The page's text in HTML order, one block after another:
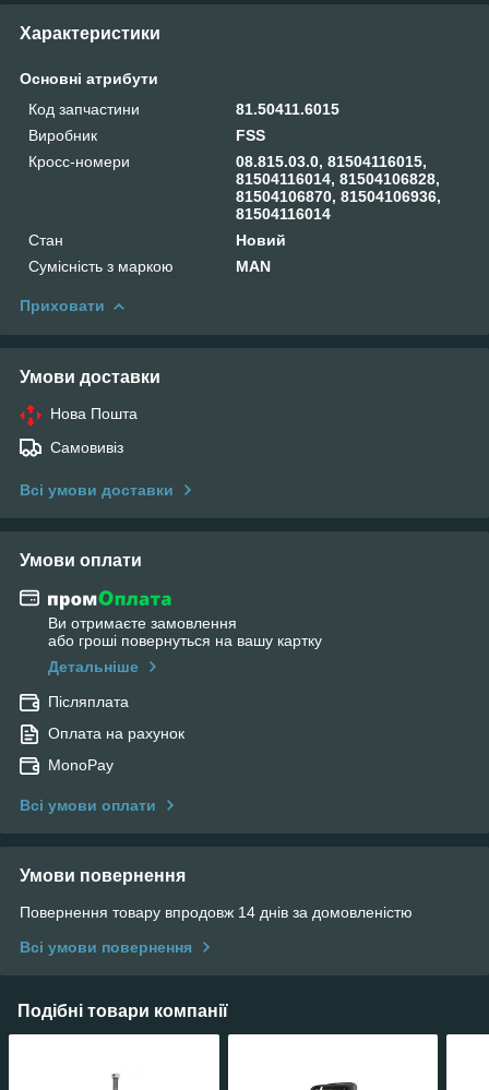
Характеристики
Основні атрибути
Код запчастини
81.50411.6015
Виробник
FSS
Кросс-номери
08.815.03.0, 81504116015,
81504116014, 81504106828,
81504106870, 81504106936,
81504116014
Стан
Новий
Сумісність з маркою
MAN
Приховати
Умови доставки
Нова Пошта
Самовивіз
Всі умови доставки
Умови оплати
Ви отримаєте замовлення
або гроші повернуться на вашу картку
Детальніше
Післяплата
Оплата на рахунок
MonoPay
Всі умови оплати
Умови повернення
Повернення товару впродовж 14 днів за домовленістю
Всі умови повернення
Подібні товари компанії